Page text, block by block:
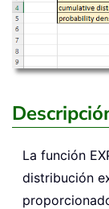
La función
distribución